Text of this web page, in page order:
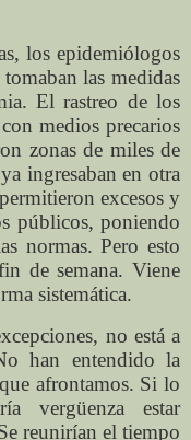
los epidemiólogos
las medidas
El rastreo de los
medios precarios
zonas de miles de
ingresaban en otra
excesos y
públicos, poniendo
normas. Pero esto
de semana. Viene
sistemática.
no está a
han entendido la
afrontamos. Si lo
vergüenza estar
reunirían el tiempo